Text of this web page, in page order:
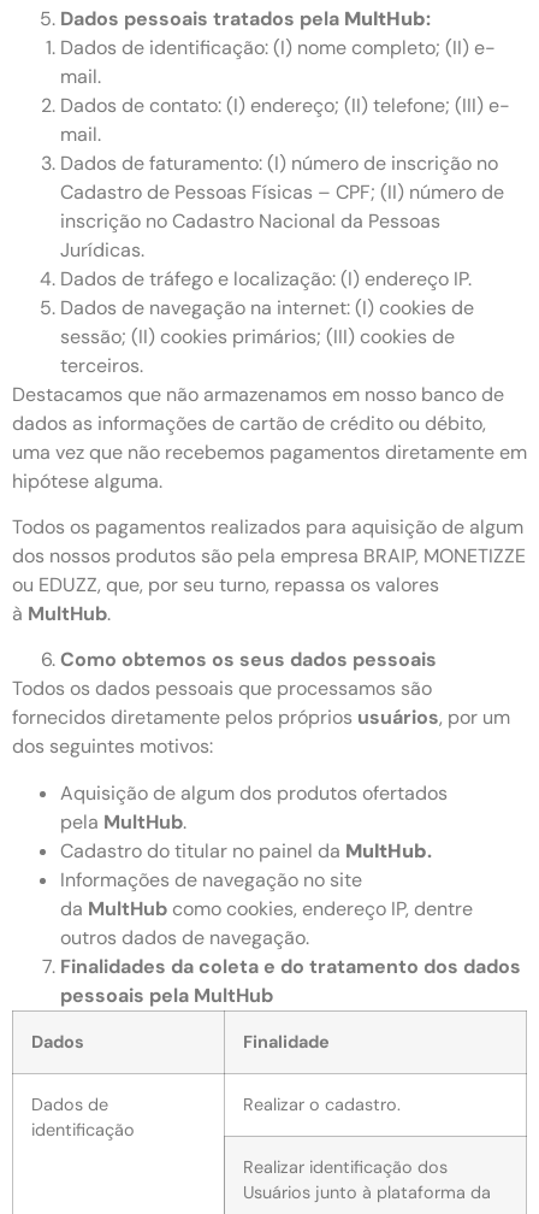
Dados pessoais tratados pela MultHub:
Dados de identificação: (I) nome completo; (II) e-
mail.
Dados de contato: (I) endereço; (II) telefone; (III) e-
mail.
Dados de faturamento: (I) número de inscrição no
Cadastro de Pessoas Físicas – CPF; (II) número de
inscrição no Cadastro Nacional da Pessoas
Jurídicas.
Dados de tráfego e localização: (I) endereço IP.
Dados de navegação na internet: (I) cookies de
sessão; (II) cookies primários; (III) cookies de
terceiros.
Destacamos que não armazenamos em nosso banco de
dados as informações de cartão de crédito ou débito,
uma vez que não recebemos pagamentos diretamente em
hipótese alguma.
Todos os pagamentos realizados para aquisição de algum
dos nossos produtos são pela empresa BRAIP, MONETIZZE
ou EDUZZ, que, por seu turno, repassa os valores
à MultHub.
Como obtemos os seus dados pessoais
Todos os dados pessoais que processamos são
fornecidos diretamente pelos próprios usuários, por um
dos seguintes motivos:
Aquisição de algum dos produtos ofertados
pela MultHub.
Cadastro do titular no painel da MultHub.
Informações de navegação no site
da MultHub como cookies, endereço IP, dentre
outros dados de navegação.
Finalidades da coleta e do tratamento dos dados
pessoais pela MultHub
Dados Finalidade
Dados de
identificação
Realizar o cadastro.
Realizar identificação dos
Usuários junto à plataforma da